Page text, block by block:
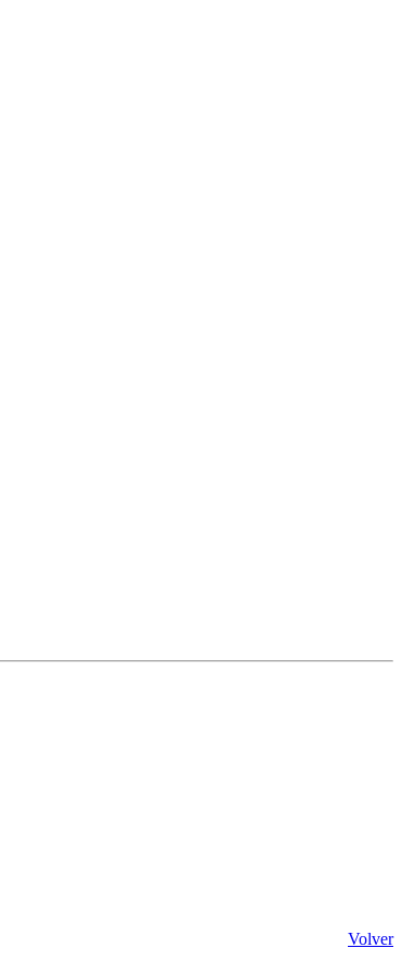
Volver